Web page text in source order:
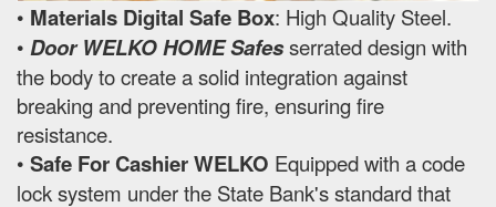
• Materials Digital Safe Box: High Quality Steel.
• Door WELKO HOME Safesserrated design with
the body to create a solid integration against
breaking and preventing fire, ensuring fire
resistance.
• Safe For Cashier WELKO Equipped with a code
lock system under the State Bank's standard that